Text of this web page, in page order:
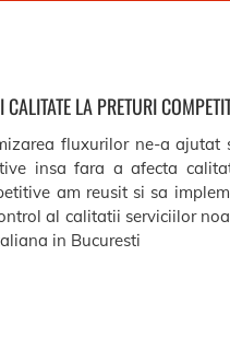
LA PRETURI
fluxurilor ne-a ajutat
insa fara a afecta
am reusit si sa
al calitatii serviciilor
in Bucuresti